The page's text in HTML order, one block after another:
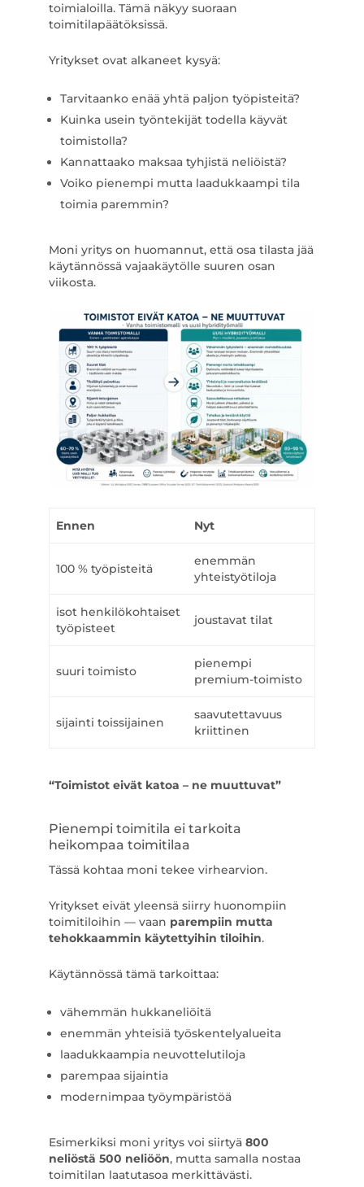
toimialoilla. Tämä näkyy suoraan
toimitilapäätöksissä.
Yritykset ovat alkaneet kysyä:
Tarvitaanko enää yhtä paljon työpisteitä?
Kuinka usein työntekijät todella käyvät
toimistolla?
Kannattaako maksaa tyhjistä neliöistä?
Voiko pienempi mutta laadukkaampi tila
toimia paremmin?
Moni yritys on huomannut, että osa tilasta jää
käytännössä vajaakäytölle suuren osan
viikosta.
Ennen Nyt
100 % työpisteitä
enemmän
yhteistyötiloja
isot henkilökohtaiset
työpisteet
joustavat tilat
suuri toimisto
pienempi
premium-toimisto
sijainti toissijainen
saavutettavuus
kriittinen
“Toimistot eivät katoa – ne muuttuvat”
Pienempi toimitila ei tarkoita
heikompaa toimitilaa
Tässä kohtaa moni tekee virhearvion.
Yritykset eivät yleensä siirry huonompiin
toimitiloihin — vaan parempiin mutta
tehokkaammin käytettyihin tiloihin.
Käytännössä tämä tarkoittaa:
vähemmän hukkaneliöitä
enemmän yhteisiä työskentelyalueita
laadukkaampia neuvottelutiloja
parempaa sijaintia
modernimpaa työympäristöä
Esimerkiksi moni yritys voi siirtyä 800
neliöstä 500 neliöön, mutta samalla nostaa
toimitilan laatutasoa merkittävästi.